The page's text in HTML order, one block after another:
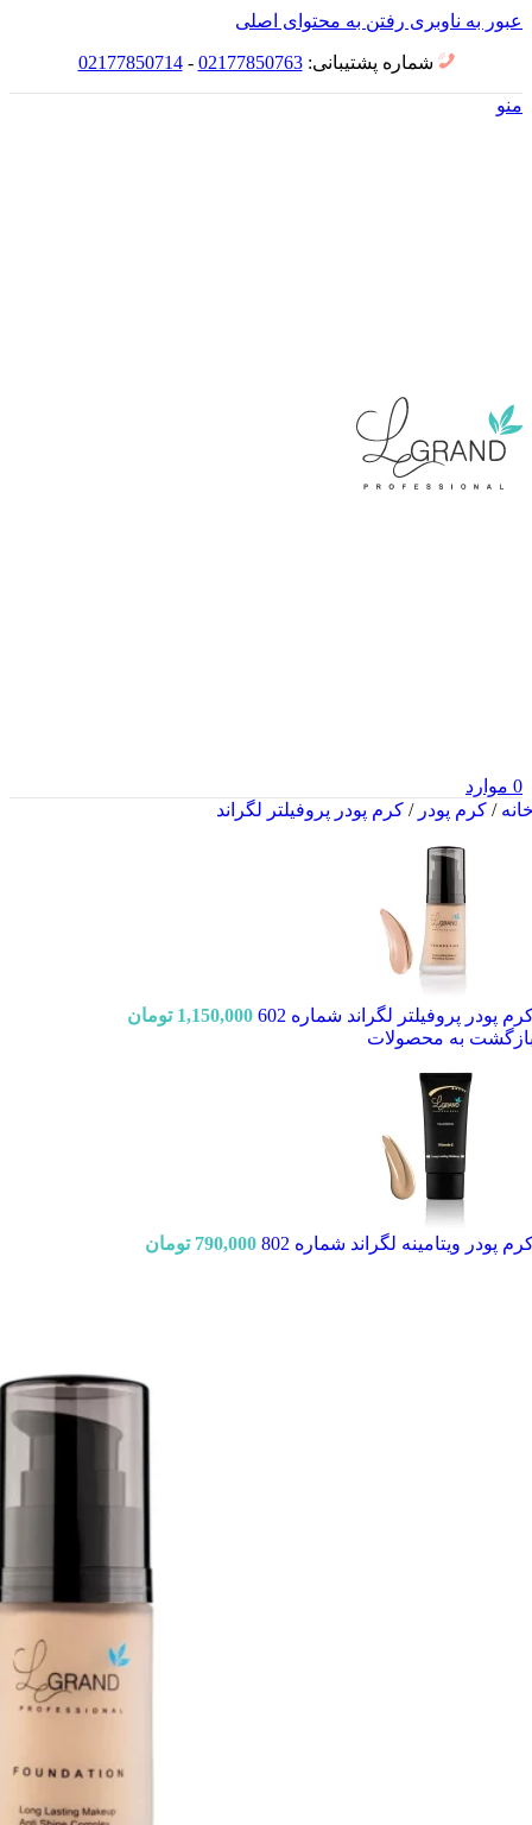
عبور به ناوبری رفتن به محتوای اصلی
شماره پشتیبانی:02177850763
-
02177850714
منو
0 موارد
/ کرم پودر/ کرم پودر پروفیلتر لگراند
پودر پروفیلتر لگراند شماره 602 1,150,000 تومان
به محصولات
پودر ویتامینه لگراند شماره 802 790,000 تومان